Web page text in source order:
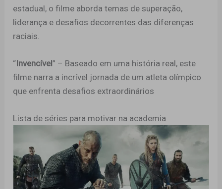
estadual, o filme aborda temas de superação,
liderança e desafios decorrentes das diferenças
raciais.
“Invencível” – Baseado em uma história real, este
filme narra a incrível jornada de um atleta olímpico
que enfrenta desafios extraordinários
Lista de séries para motivar na academia